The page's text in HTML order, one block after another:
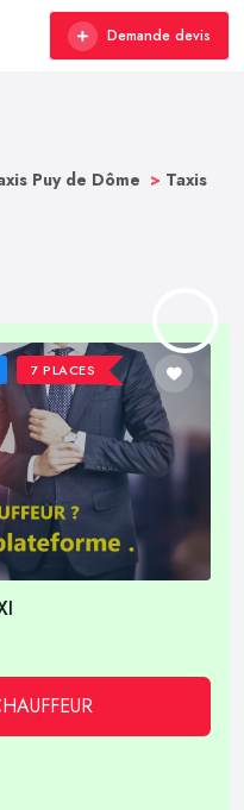
Demande devis
Puy de Dôme > Taxis
7 PLACES